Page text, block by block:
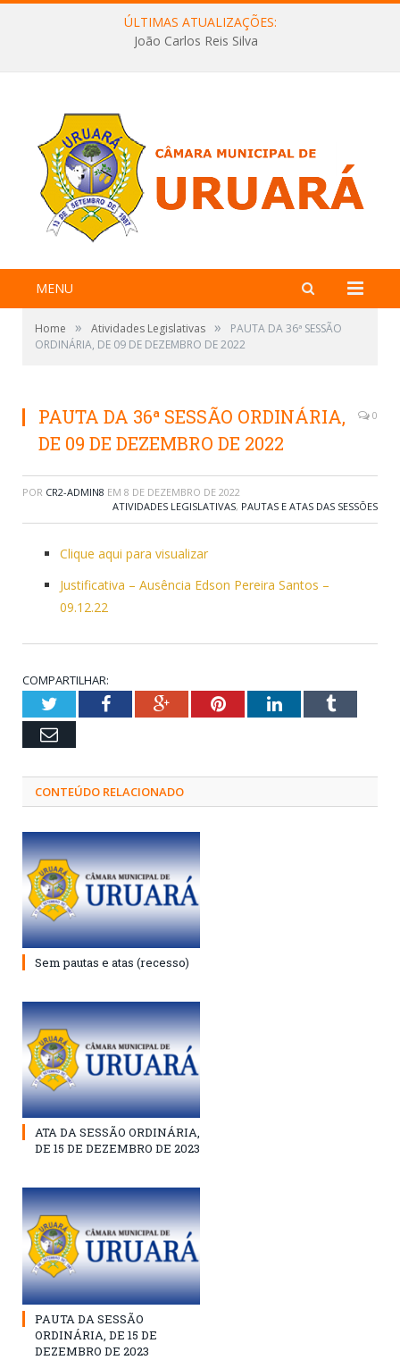
ÚLTIMAS ATUALIZAÇÕES:
João Carlos Reis Silva
MENU
Home » Atividades Legislativas »
PAUTA DA 36ª SESSÃO
ORDINÁRIA, DE 09 DE DEZEMBRO DE 2022
PAUTA DA 36ª SESSÃO ORDINÁRIA,
DE 09 DE DEZEMBRO DE 2022
0
POR CR2-ADMIN8 EM 8 DE DEZEMBRO DE 2022
ATIVIDADES LEGISLATIVAS, PAUTAS E ATAS DAS SESSÕES
Clique aqui para visualizar
Justificativa – Ausência Edson Pereira Santos –
09.12.22
COMPARTILHAR:
TwitterFacebookGoogle+PinterestLinkedInTumblr
Email
CONTEÚDO RELACIONADO
Sem pautas e atas (recesso)
ATA DA SESSÃO ORDINÁRIA,
DE 15 DE DEZEMBRO DE 2023
PAUTA DA SESSÃO
ORDINÁRIA, DE 15 DE
DEZEMBRO DE 2023